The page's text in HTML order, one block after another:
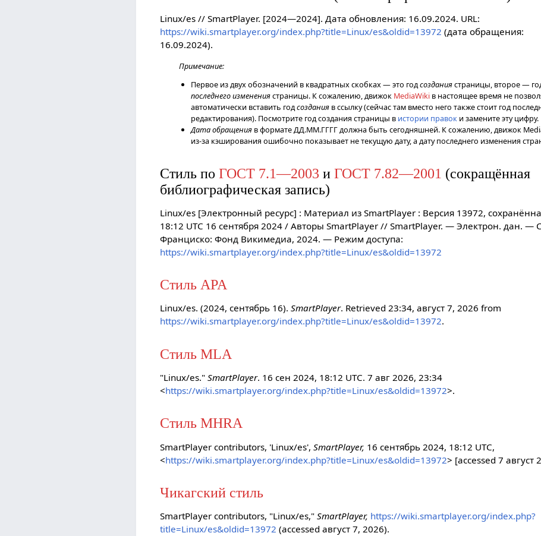
Linux/es // SmartPlayer. [2024—2024]. Дата обновления: 16.09.2024. URL:
https://wiki.smartplayer.org/index.php?title=Linux/es&oldid=13972 (дата обращения:
16.09.2024).
Примечание:
Первое из двух обозначений в квадратных скобках — это годсозданиястраницы, второе —
последнего изменениястраницы. К сожалению, движок MediaWiki в настоящее время не
автоматически вставить годсоздания в ссылку (сейчас там вместо него также стоит год
редактирования). Посмотрите год создания страницы в истории правок и замените эту цифру.
Дата обращения в формате ДД.ММ.ГГГГ должна быть сегодняшней. К сожалению, движок
из-за кэширования ошибочно показывает не текущую дату, а дату последнего изменения
Стиль поГОСТ 7.1—2003 иГОСТ 7.82—2001 (сокращённая
библиографическая запись)
Linux/es [Электронный ресурс] : Материал из SmartPlayer : Версия 13972,
18:12 UTC 16 сентября 2024 / Авторы SmartPlayer // SmartPlayer. — Электрон. дан. —
Франциско: Фонд Викимедиа, 2024. — Режим доступа:
https://wiki.smartplayer.org/index.php?title=Linux/es&oldid=13972
Стиль APA
Linux/es. (2024, сентябрь 16).SmartPlayer. Retrieved 23:34, август 7, 2026 from
https://wiki.smartplayer.org/index.php?title=Linux/es&oldid=13972.
Стиль MLA
"Linux/es."SmartPlayer. 16 сен 2024, 18:12 UTC. 7 авг 2026, 23:34
<https://wiki.smartplayer.org/index.php?title=Linux/es&oldid=13972>.
Стиль MHRA
SmartPlayer contributors, 'Linux/es',SmartPlayer, 16 сентябрь 2024, 18:12 UTC,
<https://wiki.smartplayer.org/index.php?title=Linux/es&oldid=13972> [accessed 7 август
Чикагский стиль
SmartPlayer contributors, "Linux/es,"SmartPlayer, https://wiki.smartplayer.org/index.php?
title=Linux/es&oldid=13972 (accessed август 7, 2026).